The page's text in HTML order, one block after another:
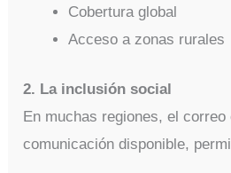
Cobertura global
Acceso a zonas rurales
2. La inclusión social
En muchas regiones, el
comunicación disponible,